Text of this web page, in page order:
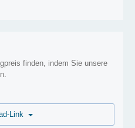
finden, indem Sie unsere